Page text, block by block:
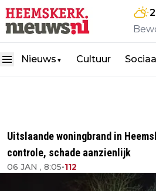
Nieuws ▼ Cultuur
Uitslaande woningbrand in
controle, schade aanzienlijk
06 JAN , 8:05•112